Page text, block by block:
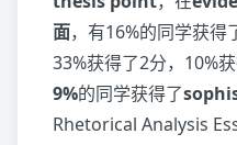
面，有16%的同学获得
33%获得了2分，10%
9%的同学获得了
Rhetorical Analysis